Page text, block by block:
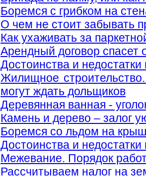
Боремся с грибком на
О чем не стоит забывать
Как ухаживать за
Арендный договор спасет
Достоинства и
Жилищное
могут ждать дольщиков
Деревянная ванная -
Камень и дерево – залог
Боремся со льдом на
Достоинства и
Межевание. Порядок
Рассчитываем налог на